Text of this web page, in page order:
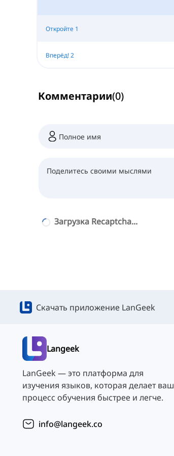
Откройте 1
Вперёд! 2
Комментарии(0)
Загрузка Recaptcha...
Скачать приложение LanGeek
Langeek
LanGeek — это платформа для
изучения языков, которая делает ваш
процесс обучения быстрее и легче.
info@langeek.co